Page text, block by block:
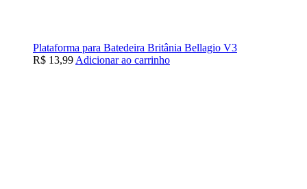
Plataforma para Batedeira Britânia Bellagio V3
R$ 13,99 Adicionar ao carrinho